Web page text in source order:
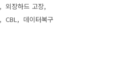
외장하드 고장
CBL 데이터복구